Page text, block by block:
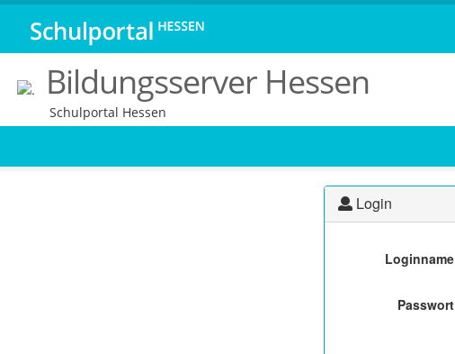
Bildungsserver Hessen
Schulportal Hessen
Login
Loginname
Passwort